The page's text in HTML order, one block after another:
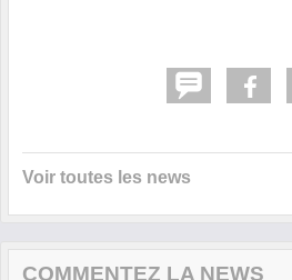
Voir toutes les news
COMMENTEZ LA NEWS